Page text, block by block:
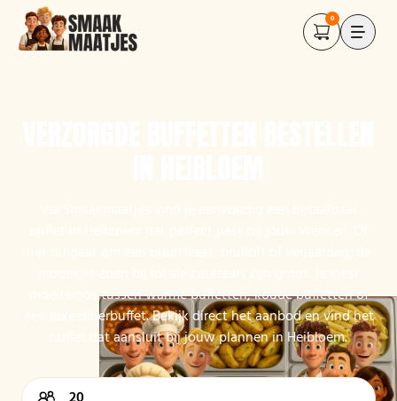
0
moeiteloos tussen warme buffetten, koude buffetten of
een luxe dinerbuffet. Bekijk direct het aanbod en vind het
buffet dat aansluit bij jouw plannen in Heibloem.